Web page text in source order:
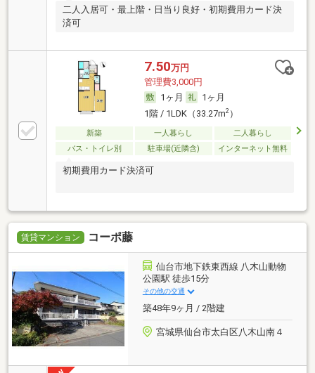
二人入居可・最上階・日当り良好・初期費用カード決
済可
7.50万円
管理費3,000円
1ヶ月
1ヶ月
1階 / 1LDK（33.27m2）
新築 一人暮らし
二人暮らし
バス・トイレ別
駐車場(近隣含) インターネット無料
初期費用カード決済可
賃貸マンション コーポ藤
仙台市地下鉄東西線 八木山動物
公園駅 徒歩15分
その他の交通
築48年9ヶ月 / 2階建
宮城県仙台市太白区八木山南４